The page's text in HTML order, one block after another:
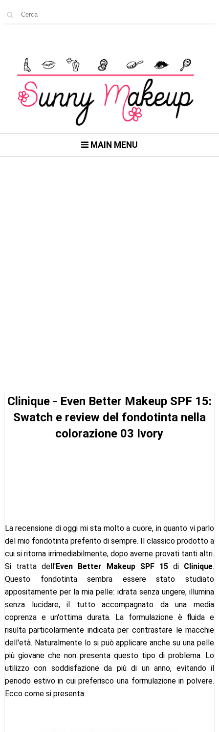
MAIN MENU
Clinique - Even Better Makeup SPF 15:
Swatch e review del fondotinta nella
colorazione 03 Ivory
La recensione di oggi mi sta molto a cuore, in quanto vi parlo
del mio fondotinta preferito di sempre. Il classico prodotto a
cui si ritorna irrimediabilmente, dopo averne provati tanti altri.
Si tratta dell'Even Better Makeup SPF 15di Clinique.
Questo fondotinta sembra essere stato studiato
appositamente per la mia pelle: idrata senza ungere, illumina
senza lucidare, il tutto accompagnato da una media
coprenza e un'ottima durata. La formulazione è fluida e
risulta particolarmente indicata per contrastare le macchie
dell'età. Naturalmente lo si può applicare anche su una pelle
più giovane che non presenta questo tipo di problema. Lo
utilizzo con soddisfazione da più di un anno, evitando il
periodo estivo in cui preferisco una formulazione in polvere.
Ecco come si presenta: